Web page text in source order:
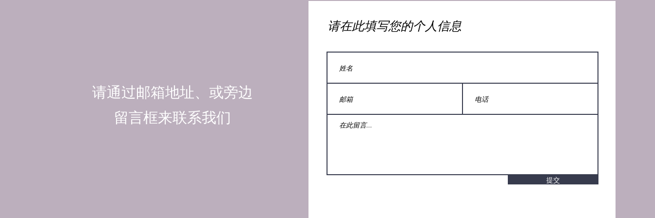
请通过邮箱地址、或旁边
留言框来联系我们
​请在此填写您的个人信息
提交